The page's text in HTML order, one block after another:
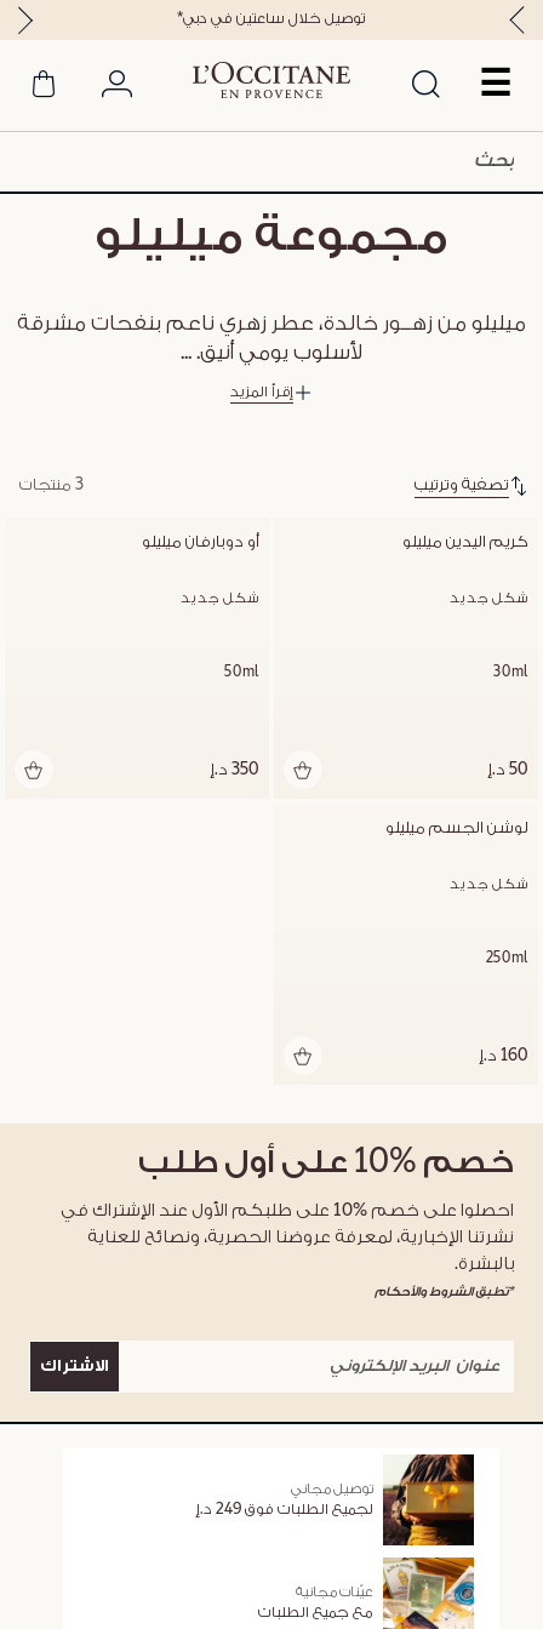
☰
*توصيل خلال ساعتين في دبي
مجموعة ميليلو
ميليلو من زهــور خالدة، عطر زهري ناعم بنفحات مشرقة
لأسلوب يومي أنيق. ...
إقرأ المزيد
تصفية وترتيب 3 منتجات
كريم اليدين ميليلو
شكل جديد
30ml
50 د.إ
أو دوبارفان ميليلو
شكل جديد
50ml
350 د.إ
لوشن الجسم ميليلو
شكل جديد
250ml
160 د.إ
خصم %10 على أول طلب
احصلوا على خصم %10 على طلبكم الأول عند الإشتراك في
نشرتنا الإخبارية، لمعرفة عروضنا الحصرية، ونصائح للعناية
بالبشرة.
*تطبق الشروط والأحكام
الاشتراك
توصيل مجاني
لجميع الطلبات فوق 249 د.إ
عيّنات مجانية
مع جميع الطلبات